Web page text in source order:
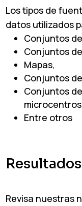
Los tipos de
datos utilizados
Conjuntos
Conjuntos
Mapas,
Conjuntos
Conjuntos
Entre otros
Resultados
Revisa nuestras